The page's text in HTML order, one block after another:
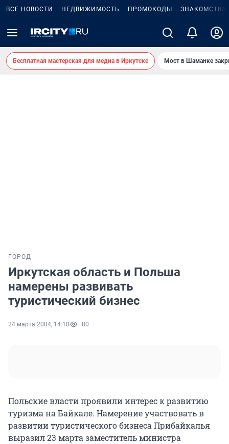
ВСЕ НОВОСТИ НЕДВИЖИМОСТЬ ПРОМОКОДЫ ЗНАКОМСТВА
Бесплатная мастерская для медиа в Иркутске Мост в Шаманке
ГОРОД
Иркутская область и Польша
намерены развивать
туристический бизнес
24 марта 2004, 14:10 80
Польские власти проявили интерес к развитию
туризма на Байкале. Намерение участвовать в
развитии туристического бизнеса Прибайкалья
выразил 23 марта заместитель министра